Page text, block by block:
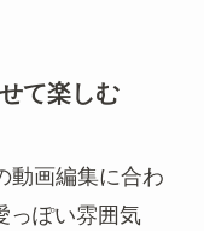
て楽しむ
動画編集に合わ
っぽい雰囲気